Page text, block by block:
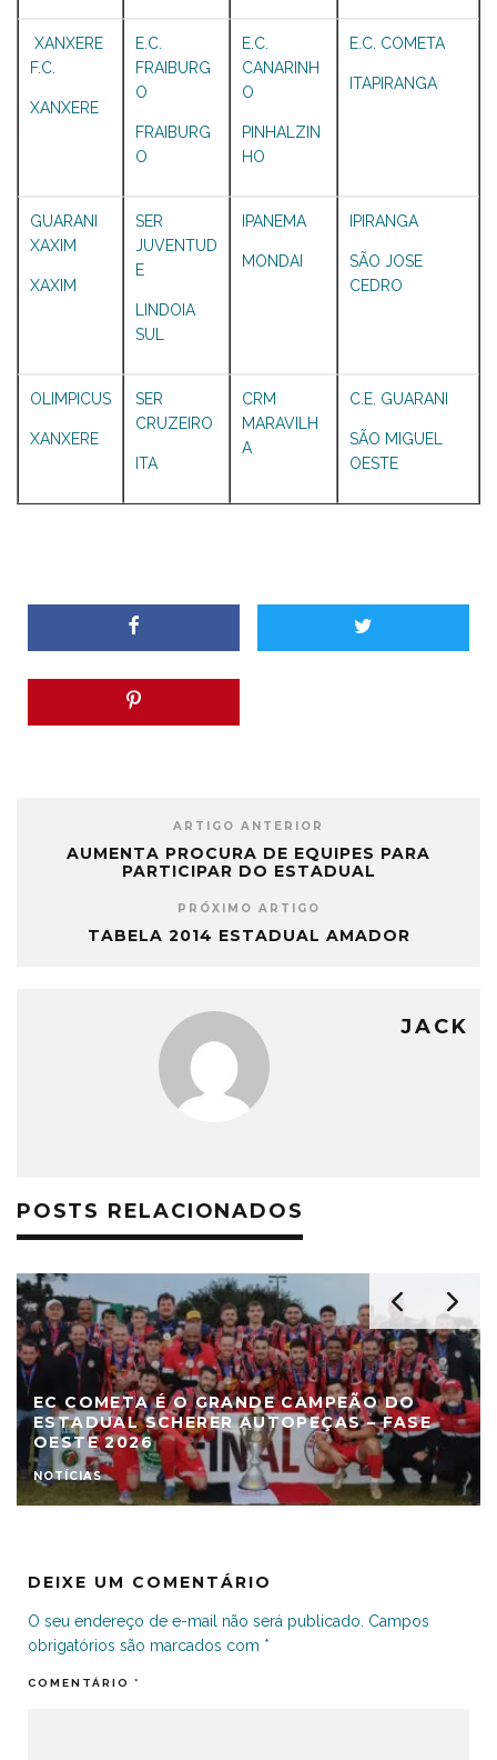
XANXERE
F.C.
XANXERE
E.C.
FRAIBURG
O
FRAIBURG
O
E.C.
CANARINH
O
PINHALZIN
HO
E.C. COMETA
ITAPIRANGA
GUARANI
XAXIM
XAXIM
SER
JUVENTUD
E
LINDOIA
SUL
IPANEMA
MONDAI
IPIRANGA
SÃO JOSE
CEDRO
OLIMPICUS
XANXERE
SER
CRUZEIRO
ITA
CRM
MARAVILH
A
C.E. GUARANI
SÃO MIGUEL
OESTE
ARTIGO ANTERIOR
AUMENTA PROCURA DE EQUIPES PARA
PARTICIPAR DO ESTADUAL
PRÓXIMO ARTIGO
TABELA 2014 ESTADUAL AMADOR
JACK
POSTS RELACIONADOS
EC COMETA É O GRANDE CAMPEÃO DO
ESTADUAL SCHERER AUTOPEÇAS – FASE
OESTE 2026
NOTÍCIAS
DEIXE UM COMENTÁRIO
O seu endereço de e-mail não será publicado. Campos
obrigatórios são marcados com *
COMENTÁRIO *